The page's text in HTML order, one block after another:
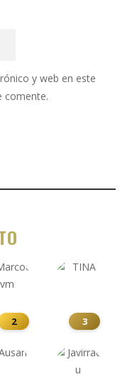
y web en este
comente.
2 3